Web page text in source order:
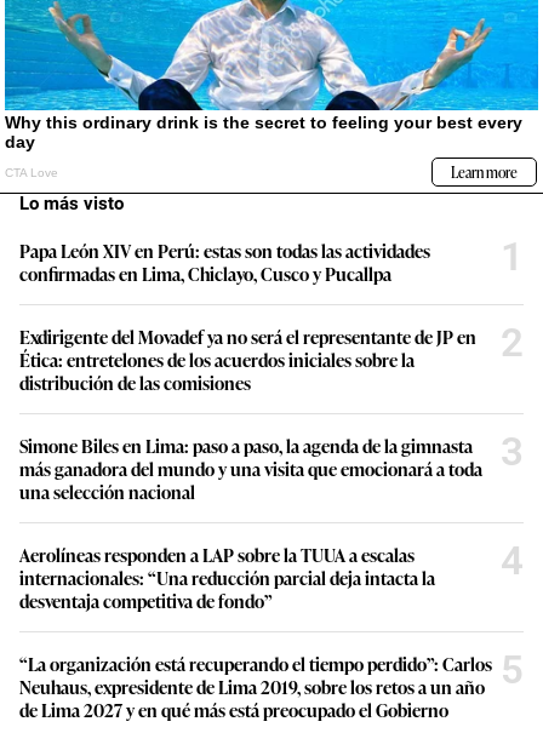
Lo más visto
Papa León XIV en Perú: estas son todas las actividades
confirmadas en Lima, Chiclayo, Cusco y Pucallpa
1
Exdirigente del Movadef ya no será el representante de JP en
Ética: entretelones de los acuerdos iniciales sobre la
distribución de las comisiones
2
Simone Biles en Lima: paso a paso, la agenda de la gimnasta
más ganadora del mundo y una visita que emocionará a toda
una selección nacional
3
Aerolíneas responden a LAP sobre la TUUA a escalas
internacionales: “Una reducción parcial deja intacta la
desventaja competitiva de fondo”
4
“La organización está recuperando el tiempo perdido”: Carlos
Neuhaus, expresidente de Lima 2019, sobre los retos a un año
de Lima 2027 y en qué más está preocupado el Gobierno
5